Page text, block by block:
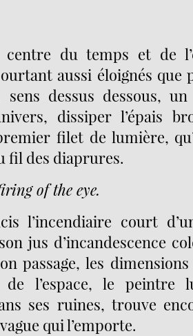
centre du temps et de
aussi éloignés que
dessus dessous,
dissiper l’épais
filet de lumière,
fil des diaprures.
of the eye.
l’incendiaire court
jus d’incandescence
passage, les
l’espace, le peintre
ses ruines, trouve
qui l’emporte.